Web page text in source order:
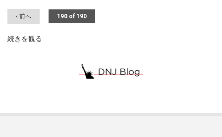
‹ 前へ 190 of 190
続きを観る